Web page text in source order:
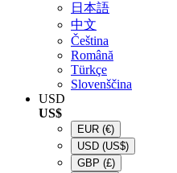
日本語
中文
Čeština
Română
Türkçe
Slovenščina
USD
US$
EUR (€)
USD (US$)
GBP (£)